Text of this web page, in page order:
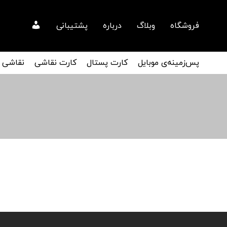
فروشگاه وبلاگ درباره پشتیبانی
پس‌زمینه‌ی موبایل کارت پستال کارت نقاشی نقاشی